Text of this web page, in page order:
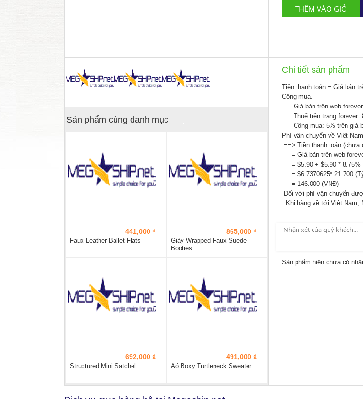
Sản phẩm cùng danh mục
441,000 ₫
Faux Leather Ballet Flats
865,000 ₫
Giày Wrapped Faux Suede
Booties
692,000 ₫
Structured Mini Satchel
491,000 ₫
Aó Boxy Turtleneck Sweater
Chi tiết sản phẩm
Tiền thanh toán = Giá bán
Công mua.
Giá bán trên web
Thuế trên trang forever:
Công mua: 5% trên giá
Phí vận chuyển về Việt
==> Tiền thanh toán
= Giá bán trên web
= $5.90 + $5.90 *
= $6.7370625* 21.700
= 146.000 (VNĐ)
Đối với phí vận chuyển
Khi hàng về tới Việt Nam,
Sản phẩm hiện chưa có